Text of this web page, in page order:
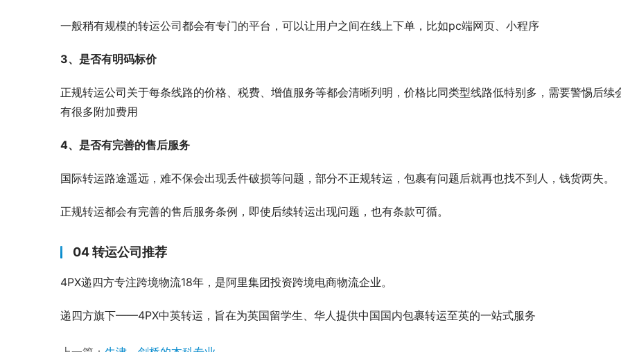
一般稍有规模的转运公司都会有专门的平台，可以让用户之间在线上下单，比如pc端网页、小程序
3、是否有明码标价
正规转运公司关于每条线路的价格、税费、增值服务等都会清晰列明，价格比同类型线路低特别多，需要警惕后续
有很多附加费用
4、是否有完善的售后服务
国际转运路途遥远，难不保会出现丢件破损等问题，部分不正规转运，包裹有问题后就再也找不到人，钱货两失。
正规转运都会有完善的售后服务条例，即使后续转运出现问题，也有条款可循。
04 转运公司推荐
4PX递四方专注跨境物流18年，是阿里集团投资跨境电商物流企业。
递四方旗下——4PX中英转运，旨在为英国留学生、华人提供中国国内包裹转运至英的一站式服务